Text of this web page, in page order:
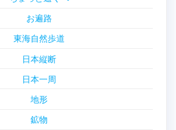
お遍路
東海自然歩道
日本縦断
日本一周
地形
鉱物